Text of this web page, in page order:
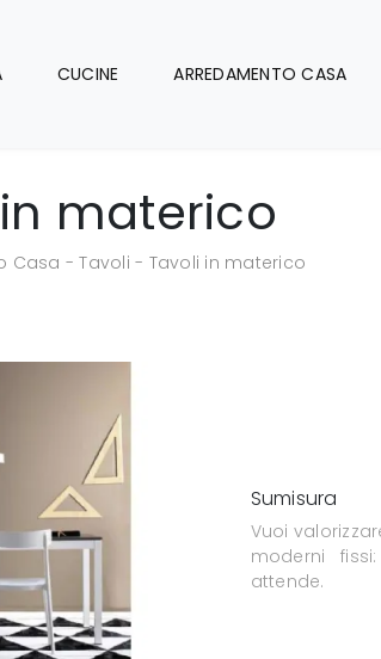
CUCINE ARREDAMENTO CASA
materico
Casa -Tavoli - Tavoli in materico
Sumisura
Vuoi
moderni
attende.